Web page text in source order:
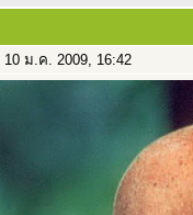
10 ม.ค. 2009, 16:42